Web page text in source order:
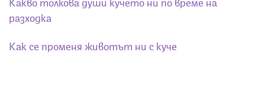
разходка
Как се променя животът ни с куче